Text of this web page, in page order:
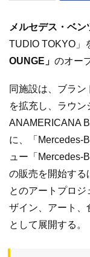
メルセデス・ベ
TUDIO TOKYO」
OUNGE」 のオー
同施設は、ブラ
を拡充し、ラウ
ANAMERICANA
に、「Mercedes-
ュー「Mercedes-
の販売を開始する
とのアートプロ
ザイン、アート、
として展開する。